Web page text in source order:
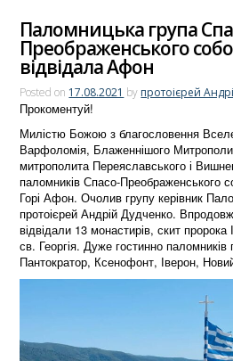
Паломницька група
Преображенського
відвідала Афон
Posted on 17.08.2021 by протоієрей
Прокоментуй!
Милістю Божою з благословення
Варфоломія, Блаженнішого
митрополита Переяславського і
паломників Спасо-Преображенського
Горі Афон. Очолив групу керівник
протоієрей Андрій Дудченко.
відвідали 13 монастирів, скит
св. Георгія. Дуже гостинно
Пантократор, Ксенофонт, Іверон,